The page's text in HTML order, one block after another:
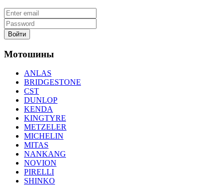
Войти
Мотошины
ANLAS
BRIDGESTONE
CST
DUNLOP
KENDA
KINGTYRE
METZELER
MICHELIN
MITAS
NANKANG
NOVION
PIRELLI
SHINKO